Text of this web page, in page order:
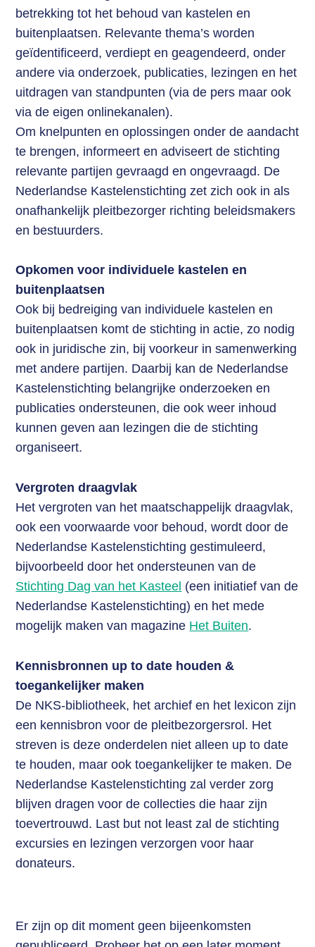
betrekking tot het behoud van kastelen en
buitenplaatsen. Relevante thema’s worden
geïdentificeerd, verdiept en geagendeerd, onder
andere via onderzoek, publicaties, lezingen en het
uitdragen van standpunten (via de pers maar ook
via de eigen onlinekanalen).
Om knelpunten en oplossingen onder de aandacht
te brengen, informeert en adviseert de stichting
relevante partijen gevraagd en ongevraagd. De
Nederlandse Kastelenstichting zet zich ook in als
onafhankelijk pleitbezorger richting beleidsmakers
en bestuurders.
Opkomen voor individuele kastelen en
buitenplaatsen
Ook bij bedreiging van individuele kastelen en
buitenplaatsen komt de stichting in actie, zo nodig
ook in juridische zin, bij voorkeur in samenwerking
met andere partijen. Daarbij kan de Nederlandse
Kastelenstichting belangrijke onderzoeken en
publicaties ondersteunen, die ook weer inhoud
kunnen geven aan lezingen die de stichting
organiseert.
Vergroten draagvlak
Het vergroten van het maatschappelijk draagvlak,
ook een voorwaarde voor behoud, wordt door de
Nederlandse Kastelenstichting gestimuleerd,
bijvoorbeeld door het ondersteunen van de
Stichting Dag van het Kasteel (een initiatief van de
Nederlandse Kastelenstichting) en het mede
mogelijk maken van magazine Het Buiten.
Kennisbronnen up to date houden &
toegankelijker maken
De NKS-bibliotheek, het archief en het lexicon zijn
een kennisbron voor de pleitbezorgersrol. Het
streven is deze onderdelen niet alleen up to date
te houden, maar ook toegankelijker te maken. De
Nederlandse Kastelenstichting zal verder zorg
blijven dragen voor de collecties die haar zijn
toevertrouwd. Last but not least zal de stichting
excursies en lezingen verzorgen voor haar
donateurs.
Er zijn op dit moment geen bijeenkomsten
Zoek